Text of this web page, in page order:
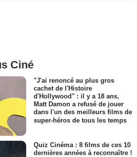
Ciné
"J'ai renoncé au plus gros
cachet de l'Histoire
d'Hollywood" : il y a 18 ans,
Matt Damon a refusé de jouer
dans l'un des meilleurs films de
super-héros de tous les temps
Quiz Cinéma : 8 films de ces 10
dernières années à reconnaître !